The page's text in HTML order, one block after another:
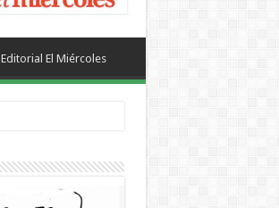
Editorial El Miércoles